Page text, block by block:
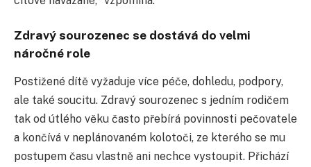
Zdravý sourozenec se dostává do velmi
náročné role
Postižené dítě vyžaduje více péče, dohledu, podpory,
ale také soucitu. Zdravý sourozenec s jedním rodičem
tak od útlého věku často přebírá povinnosti pečovatele
a končívá v neplánovaném kolotoči, ze kterého se mu
postupem času vlastně ani nechce vystoupit. Přichází